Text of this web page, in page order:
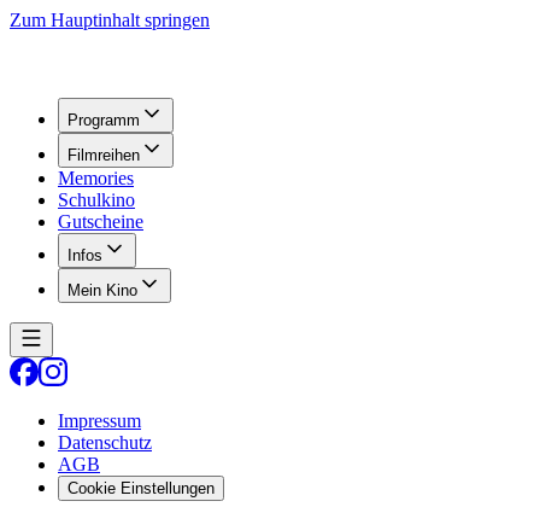
Zum Hauptinhalt springen
Programm
Filmreihen
Memories
Schulkino
Gutscheine
Infos
Mein Kino
Impressum
Datenschutz
AGB
Cookie Einstellungen